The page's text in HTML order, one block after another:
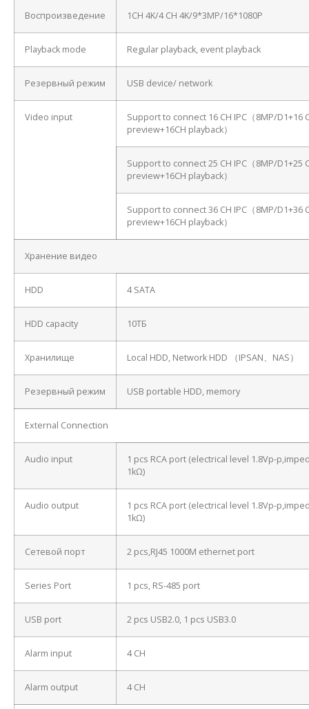
Воспроизведение 1CH 4K/4 CH 4K/9*3MP/16*1080P
Playback mode Regular playback, event playback
Резервный режим USB device/ network
Video input
Support to connect 16 CH IPC（8MP/D1+16
preview+16CH playback）
Support to connect 25 CH IPC（8MP/D1+25
preview+16CH playback）
Support to connect 36 CH IPC（8MP/D1+36
preview+16CH playback）
Хранение видео
HDD 4 SATA
HDD capacity 10ТБ
Хранилище Local HDD, Network HDD （IPSAN、NAS）
Резервный режим USB portable HDD, memory
External Connection
Audio input
1 pcs RCA port (electrical level 1.8Vp-
1kΩ)
Audio output
1 pcs RCA port (electrical level 1.8Vp-
1kΩ)
Сетевой порт 2 pcs,RJ45 1000M ethernet port
Series Port 1 pcs, RS-485 port
USB port 2 pcs USB2.0, 1 pcs USB3.0
Alarm input 4 CH
Alarm output 4 CH